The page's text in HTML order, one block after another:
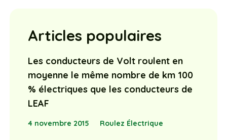
Articles populaires
Les conducteurs de Volt roulent en
moyenne le même nombre de km 100
% électriques que les conducteurs de
LEAF
4 novembre 2015 Roulez Électrique